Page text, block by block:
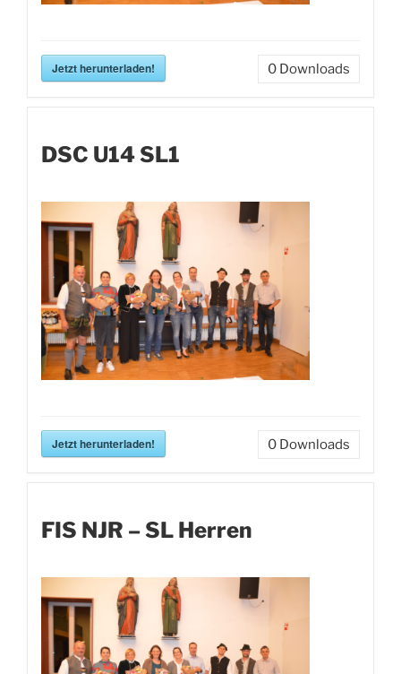
Jetzt herunterladen! 0 Downloads
DSC U14 SL1
Jetzt herunterladen! 0 Downloads
FIS NJR – SL Herren